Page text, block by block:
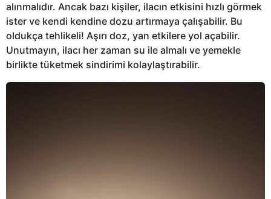
alınmalıdır. Ancak bazı kişiler, ilacın etkisini hızlı görmek
ister ve kendi kendine dozu artırmaya çalışabilir. Bu
oldukça tehlikeli! Aşırı doz, yan etkilere yol açabilir.
Unutmayın, ilacı her zaman su ile almalı ve yemekle
birlikte tüketmek sindirimi kolaylaştırabilir.